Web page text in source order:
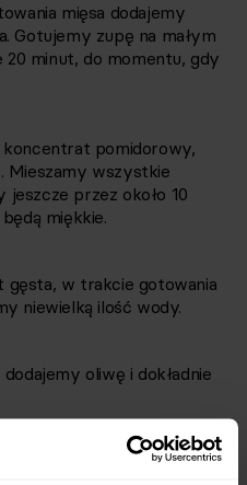
mięsa dodajemy
Gotujemy zupę na małym
20 minut, do momentu, gdy
pomidorowy,
Mieszamy wszystkie
jeszcze przez około 10
miękkie.
gęsta, w trakcie gotowania
niewielką ilość wody.
oliwę i dokładnie
do miseczki i